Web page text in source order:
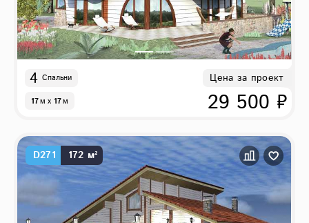
4 Спальни
17м x 17м
Цена за проект
29 500 ₽
D271 172 м²